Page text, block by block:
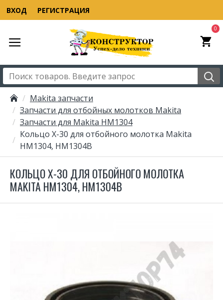
ВХОД РЕГИСТРАЦИЯ
0
Makita запчасти
Запчасти для отбойных молотков Makita
Запчасти для Makita HM1304
Кольцо X-30 для отбойного молотка Makita
HM1304, HM1304B
КОЛЬЦО X-30 ДЛЯ ОТБОЙНОГО МОЛОТКА
MAKITA HM1304, HM1304B